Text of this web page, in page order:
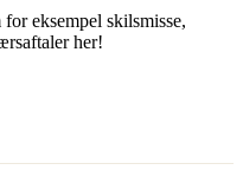
eksempel skilsmisse,
her!